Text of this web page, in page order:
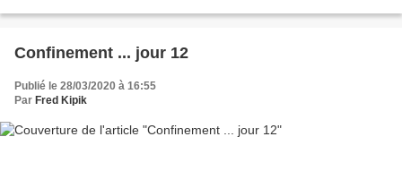
Confinement ... jour 12
Publié le 28/03/2020 à 16:55
Par Fred Kipik